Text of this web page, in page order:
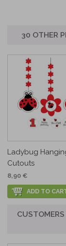
30 OTHER
Ladybug
Cutouts
8,90 €
ADD TO